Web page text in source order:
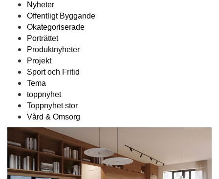
Nyheter
Offentligt Byggande
Okategoriserade
Porträttet
Produktnyheter
Projekt
Sport och Fritid
Tema
toppnyhet
Toppnyhet stor
Vård & Omsorg